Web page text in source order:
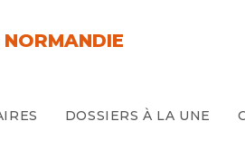
DOSSIERS À LA UNE